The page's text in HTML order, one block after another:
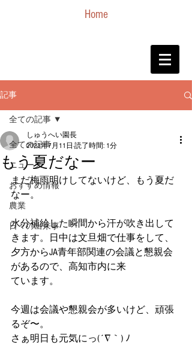
Home
記事
全ての記事
ニュース
おすすめ情報
農業
日々の出来事
全ての記事
もう夏だなー
しゅうへい園長
2023年7月11日 読了時間: 1分
まだ梅雨明けしてないけど、もう夏だ
なー。
水分補給した瞬間から汗が吹き出して
きます。日中は文旦畑で仕事をして、
夕方からJA青年部関連の会議と懇親会
があるので、高知市内に来
ています。
今週は会議や懇親会が多いけど、頑張
るぞ〜。
さぁ明日も元気にっ(´∇｀) ﾉ